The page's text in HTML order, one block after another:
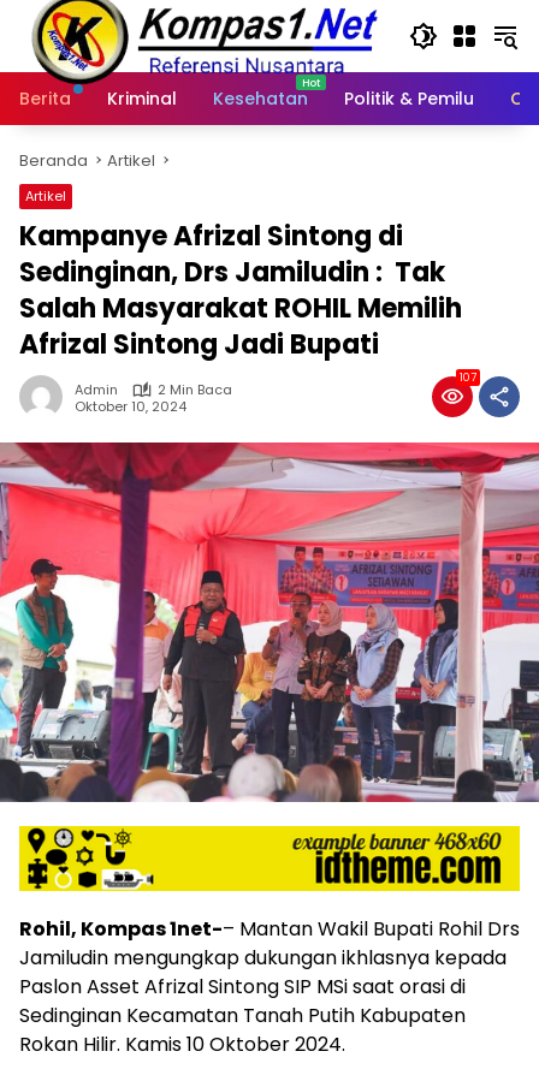
Langsung
konten
Berita
Kriminal Kesehatan Politik & Pemilu
Beranda Artikel
Artikel
Kampanye Afrizal Sintong di
Sedinginan, Drs Jamiludin : Tak
Salah Masyarakat ROHIL Memilih
Afrizal Sintong Jadi Bupati
Admin
2 Min Baca
Oktober 10, 2024
107
Rohil, Kompas 1net-– Mantan Wakil Bupati Rohil Drs
Jamiludin mengungkap dukungan ikhlasnya kepada
Paslon Asset Afrizal Sintong SIP MSi saat orasi di
Sedinginan Kecamatan Tanah Putih Kabupaten
Rokan Hilir. Kamis 10 Oktober 2024.